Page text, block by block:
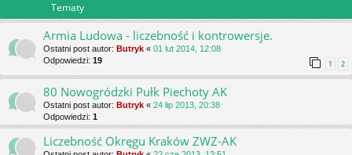
Tematy
Armia Ludowa - liczebność i kontrowersje.
Ostatni post autor: Butryk « 01 lut 2014, 12:08
Odpowiedzi: 19 1 2
80 Nowogródzki Pułk Piechoty AK
Ostatni post autor: Butryk « 24 lip 2013, 20:38
Odpowiedzi: 1
Liczebność Okręgu Kraków ZWZ-AK